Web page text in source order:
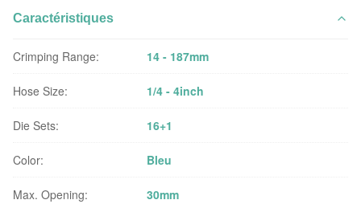
Caractéristiques
Crimping Range: 14 - 187mm
Hose Size: 1/4 - 4inch
Die Sets: 16+1
Color: Bleu
Max. Opening: 30mm